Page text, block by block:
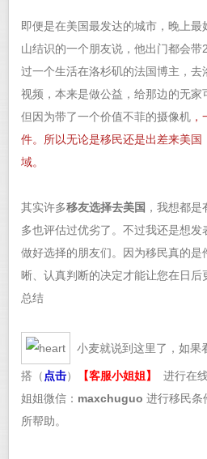
即便是在美国最发达的城市，晚上
山结识的一个朋友说，他出门都会带
过一个生活在洛杉矶的法国博主，去
视频，本来是做公益，给那边的无家
但因为带了一个价值不菲的摄像机
件。所以无论是移民还是出差来美国
域。
其实许多移友选择去美国 ，我想都
多也评估过优劣了。不过我还是想发
做好选择的朋友们。因为移民真的
晰、认真判断的决定才能让您在日后
总结
小麦就说到这里了，如果
搭（ 点击） 【客服小姐姐】 进行在
姐姐微信： maxchuguo 进行移民条
所帮助。